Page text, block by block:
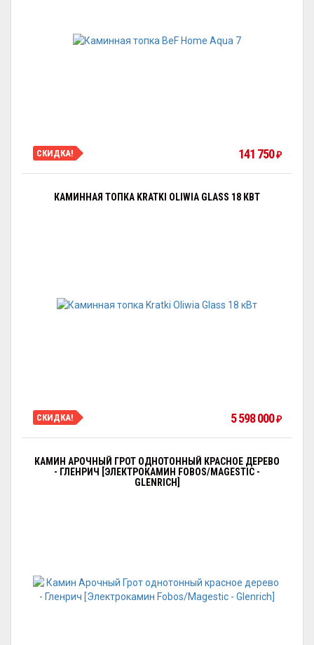
СКИДКА! 141 750₽
КАМИННАЯ ТОПКА KRATKI OLIWIA GLASS 18 КВТ
СКИДКА! 5 598 000₽
КАМИН АРОЧНЫЙ ГРОТ ОДНОТОННЫЙ КРАСНОЕ ДЕРЕВО
- ГЛЕНРИЧ [ЭЛЕКТРОКАМИН FOBOS/MAGESTIC -
GLENRICH]